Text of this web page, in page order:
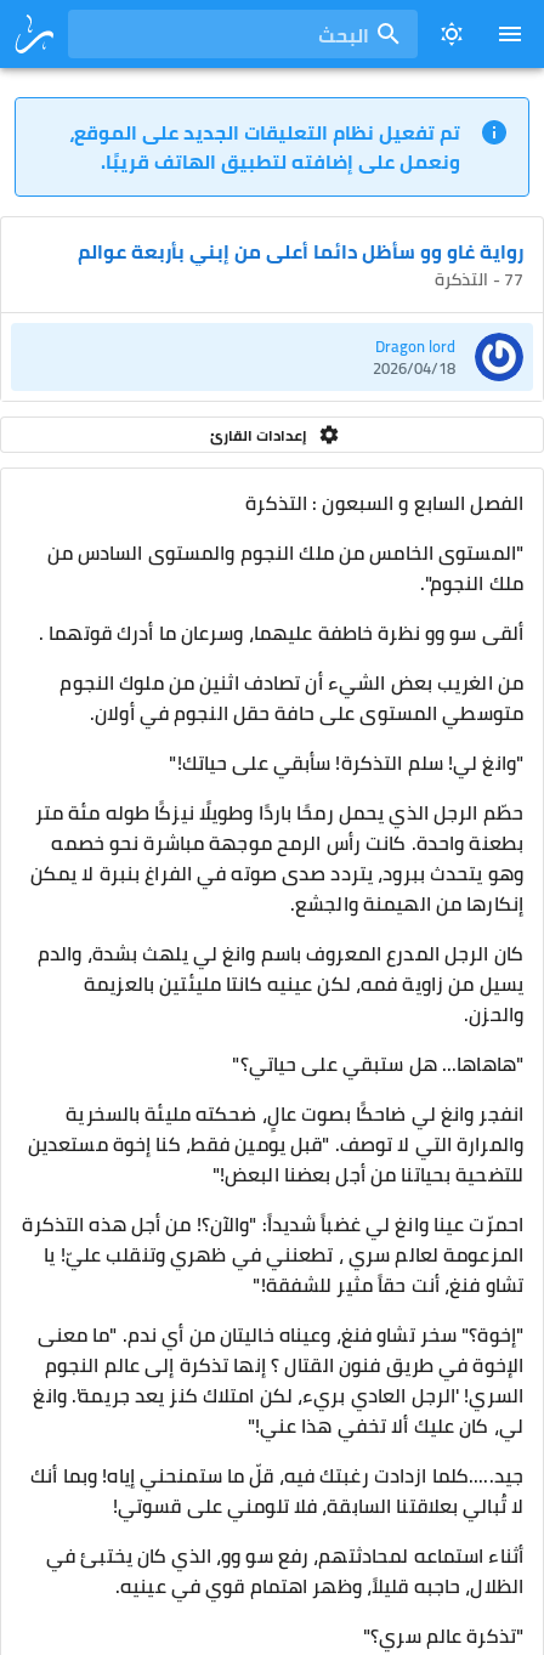
البحث
تم تفعيل نظام التعليقات الجديد على الموقع،
ونعمل على إضافته لتطبيق الهاتف قريبًا.
رواية غاو وو سأظل دائما أعلى من إبني بأربعة عوالم
77 - التذكرة
Dragon lord
2026/04/18
إعدادات القارئ
الفصل السابع و السبعون : التذكرة
"المستوى الخامس من ملك النجوم والمستوى السادس من
ملك النجوم".
ألقى سو وو نظرة خاطفة عليهما، وسرعان ما أدرك قوتهما .
من الغريب بعض الشيء أن تصادف اثنين من ملوك النجوم
متوسطي المستوى على حافة حقل النجوم في أولان.
"وانغ لي! سلم التذكرة! سأبقي على حياتك!"
حطّم الرجل الذي يحمل رمحًا باردًا وطويلًا نيزكًا طوله مئة متر
بطعنة واحدة. كانت رأس الرمح موجهة مباشرة نحو خصمه
وهو يتحدث ببرود، يتردد صدى صوته في الفراغ بنبرة لا يمكن
إنكارها من الهيمنة والجشع.
كان الرجل المدرع المعروف باسم وانغ لي يلهث بشدة، والدم
يسيل من زاوية فمه، لكن عينيه كانتا مليئتين بالعزيمة
والحزن.
"هاهاها... هل ستبقي على حياتي؟"
انفجر وانغ لي ضاحكًا بصوت عالٍ، ضحكته مليئة بالسخرية
والمرارة التي لا توصف. "قبل يومين فقط، كنا إخوة مستعدين
للتضحية بحياتنا من أجل بعضنا البعض!"
احمرّت عينا وانغ لي غضباً شديداً: "والآن؟! من أجل هذه التذكرة
المزعومة لعالم سري ، تطعنني في ظهري وتنقلب عليّ! يا
تشاو فنغ، أنت حقاً مثير للشفقة!"
"إخوة؟" سخر تشاو فنغ، وعيناه خاليتان من أي ندم. "ما معنى
الإخوة في طريق فنون القتال ؟ إنها تذكرة إلى عالم النجوم
السري! 'الرجل العادي بريء، لكن امتلاك كنز يعد جريمة'. وانغ
لي، كان عليك ألا تخفي هذا عني!"
جيد.....كلما ازدادت رغبتك فيه، قلّ ما ستمنحني إياه! وبما أنك
لا تُبالي بعلاقتنا السابقة، فلا تلومني على قسوتي!
أثناء استماعه لمحادثتهم، رفع سو وو، الذي كان يختبئ في
الظلال، حاجبه قليلاً، وظهر اهتمام قوي في عينيه.
"تذكرة عالم سري؟"